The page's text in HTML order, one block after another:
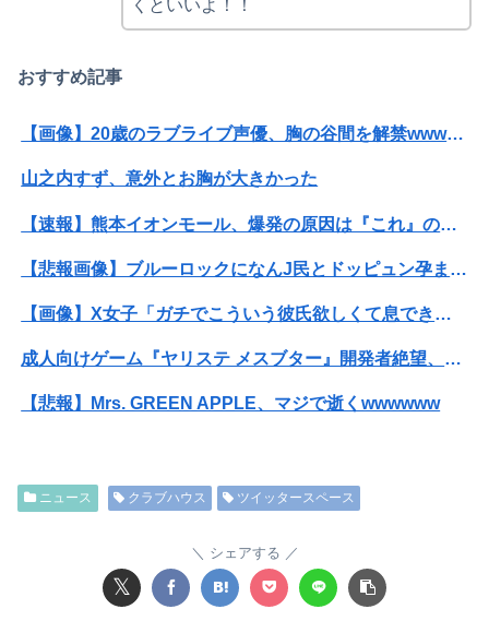
くといいよ！！
おすすめ記事
【画像】20歳のラブライブ声優、胸の谷間を解禁wwwwww遠藤璃菜、1st写真集で美乳＆美ヘソをセクシー露出！！！
山之内すず、意外とお胸が大きかった
【速報】熊本イオンモール、爆発の原因は『これ』の可能性
【悲報画像】ブルーロックになんJ民とドッピュン孕ませ男登場www
【画像】X女子「ガチでこういう彼氏欲しくて息できん」 2000万バズ
成人向けゲーム『ヤリステ メスブター』開発者絶望、銀行がsteamからの入金を拒否→金が入ってなくても売上金額分の納税義務あり
【悲報】Mrs. GREEN APPLE、マジで逝くwwwwww
ニュース クラブハウス ツイッタースペース
シェアする
𝕏